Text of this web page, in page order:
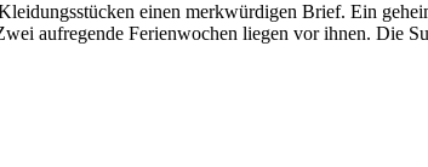
einen merkwürdigen Brief. Ein
aufregende Ferienwochen liegen vor ihnen. Die